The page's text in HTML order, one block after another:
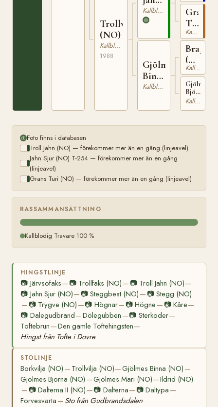
Trollvilja
(NO)
Kallblodig Travare
1988
(NO)
Kallblodig Travare
Gjölmes
Binna
(NO)
Kallblodig Travare
T-
254
Grans
Turi
(NO)
Kallblodig Travare
Brage
(NO)
N
2046
Kallblodig Travare
Gjölmes
Björna
(NO)Kallblodig Travare
Foto finns i databasen
Troll Jahn (NO) — förekommer mer än en gång (linjeavel)
Jahn Sjur (NO) T-254 — förekommer mer än en gång
(linjeavel)
Grans Turi (NO) — förekommer mer än en gång (linjeavel)
RASSAMMANSÄTTNING
Kallblodig Travare 100 %
HINGSTLINJE
📷 Järvsöfaks— 📷 Trollfaks (NO) — 📷 Troll Jahn (NO)—
📷 Jahn Sjur (NO)— 📷Steggbest (NO) — 📷 Stegg (NO)
— 📷 Trygve (NO) —📷 Högnar— 📷Högne — 📷 Kåre—
📷 Dalegudbrand—Dölegubben —📷 Sterkoder—
Toftebrun —Den gamle Toftehingsten—
Hingst från Tofte i Dovre
STOLINJE
Borkvilja (NO) — Trollvilja (NO)—Gjölmes Binna (NO) —
Gjölmes Björna (NO) —Gjölmes Mari (NO)—Ildrid (NO)
— 📷Dalterna II (NO) —📷 Dalterna— 📷Daltypa —
Forvesvarta — Sto från Gudbrandsdalen